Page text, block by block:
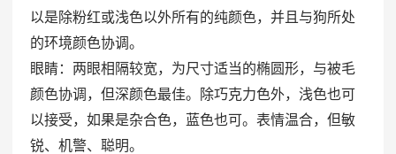
以是除粉红或浅色以外所有的纯颜色，并且与狗所处
的环境颜色协调。
眼睛：两眼相隔较宽，为尺寸适当的椭圆形，与被毛
颜色协调，但深颜色最佳。除巧克力色外，浅色也可
以接受，如果是杂合色，蓝色也可。表情温合，但敏
锐、机警、聪明。